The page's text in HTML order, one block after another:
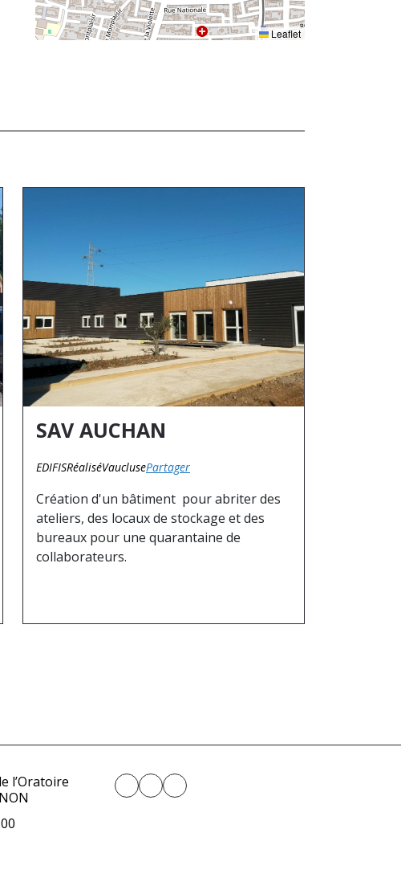
Leaflet
SAV AUCHAN
EDIFISRéaliséVauclusePartager
Création d'un bâtiment pour abriter des
ateliers, des locaux de stockage et des
bureaux pour une quarantaine de
collaborateurs.
l’Oratoire